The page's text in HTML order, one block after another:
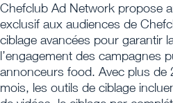
Chefclub Ad Network propose
exclusif aux audiences de
ciblage avancées pour garantir
l’engagement des campagnes
annonceurs food. Avec plus de
mois, les outils de ciblage